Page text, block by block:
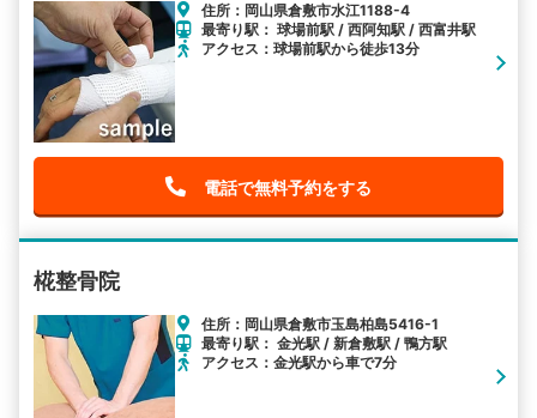
住所：岡山県倉敷市水江1188-4
最寄り駅： 球場前駅 / 西阿知駅 / 西富井駅
アクセス：球場前駅から徒歩13分
電話で無料予約をする
椛整骨院
住所：岡山県倉敷市玉島柏島5416-1
最寄り駅： 金光駅 / 新倉敷駅 / 鴨方駅
アクセス：金光駅から車で7分